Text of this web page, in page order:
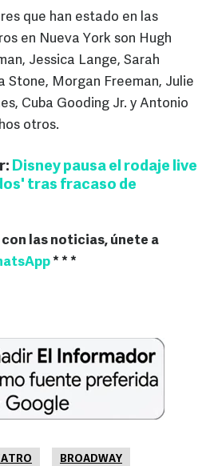
que han estado en las
en Nueva York son Hugh
Jessica Lange, Sarah
Stone, Morgan Freeman, Julie
Cuba Gooding Jr. y Antonio
otros.
Disney pausa el rodaje live
tras fracaso de
las noticias, únete a
* * *
BROADWAY